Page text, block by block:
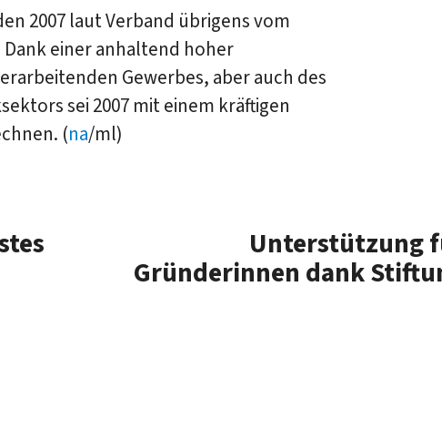
2007 laut Verband übrigens vom
einer anhaltend hoher
Gewerbes, aber auch des
sei 2007 mit einem kräftigen
(na/ml)
Unterstützung
Gründerinnen dank